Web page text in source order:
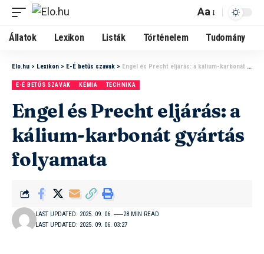
Aa
Állatok Lexikon Listák Történelem Tudomány
Elo.hu > Lexikon > E-É betűs szavak > Engel és Precht eljárás: a kálium-karbonát gyártás folyamata
E-É BETŰS SZAVAK KÉMIA TECHNIKA
Engel és Precht eljárás: a
kálium-karbonát gyártás
folyamata
LAST UPDATED: 2025. 09. 06. 03:27
LAST UPDATED: 2025. 09. 06. 28 MIN READ